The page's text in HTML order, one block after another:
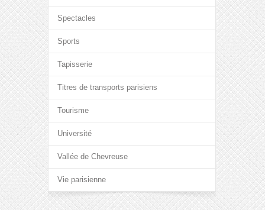
Spectacles
Sports
Tapisserie
Titres de transports parisiens
Tourisme
Université
Vallée de Chevreuse
Vie parisienne